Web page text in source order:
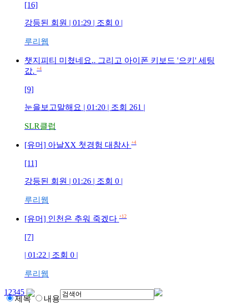
[16]
강등된 회원 | 01:29 | 조회 0 |
루리웹
챗지피티 미쳤네요.. 그리고 아이폰 키보드 '으키' 세팅
값. +4
[9]
눈을보고말해요 | 01:20 | 조회 261 |
SLR클럽
[유머] 아날XX 첫경험 대참사 +4
[11]
강등된 회원 | 01:26 | 조회 0 |
루리웹
[유머] 인천은 추워 죽겠다 +12
[7]
| 01:22 | 조회 0 |
루리웹
1 2345
제목 내용